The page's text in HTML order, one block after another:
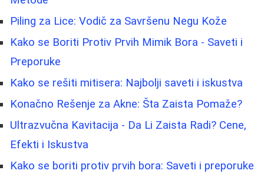
Piling za Lice: Vodič za Savršenu Negu Kože
Kako se Boriti Protiv Prvih Mimik Bora - Saveti i
Preporuke
Kako se rešiti mitisera: Najbolji saveti i iskustva
Konačno Rešenje za Akne: Šta Zaista Pomaže?
Ultrazvučna Kavitacija - Da Li Zaista Radi? Cene,
Efekti i Iskustva
Kako se boriti protiv prvih bora: Saveti i preporuke